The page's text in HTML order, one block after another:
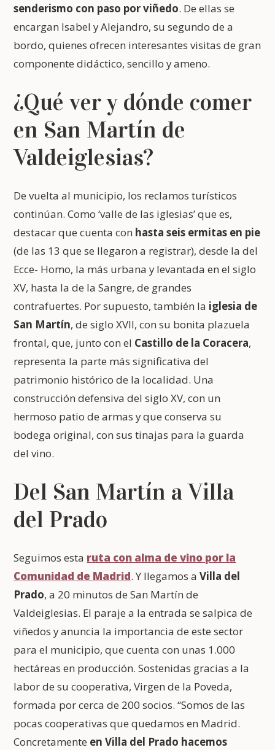
senderismo con paso por viñedo. De ellas se
encargan Isabel y Alejandro, su segundo de a
bordo, quienes ofrecen interesantes visitas de gran
componente didáctico, sencillo y ameno.
¿Qué ver y dónde comer
en San Martín de
Valdeiglesias?
De vuelta al municipio, los reclamos turísticos
continúan. Como ‘valle de las iglesias’ que es,
destacar que cuenta con hasta seis ermitas en pie
(de las 13 que se llegaron a registrar), desde la del
Ecce- Homo, la más urbana y levantada en el siglo
XV, hasta la de la Sangre, de grandes
contrafuertes. Por supuesto, también la iglesia de
San Martín, de siglo XVII, con su bonita plazuela
frontal, que, junto con el Castillo de la Coracera,
representa la parte más significativa del
patrimonio histórico de la localidad. Una
construcción defensiva del siglo XV, con un
hermoso patio de armas y que conserva su
bodega original, con sus tinajas para la guarda
del vino.
Del San Martín a Villa
del Prado
Seguimos esta ruta con alma de vino por la
Comunidad de Madrid. Y llegamos aVilla del
Prado, a 20 minutos de San Martín de
Valdeiglesias. El paraje a la entrada se salpica de
viñedos y anuncia la importancia de este sector
para el municipio, que cuenta con unas 1.000
hectáreas en producción. Sostenidas gracias a la
labor de su cooperativa, Virgen de la Poveda,
formada por cerca de 200 socios. “Somos de las
pocas cooperativas que quedamos en Madrid.
Concretamente en Villa del Prado hacemos